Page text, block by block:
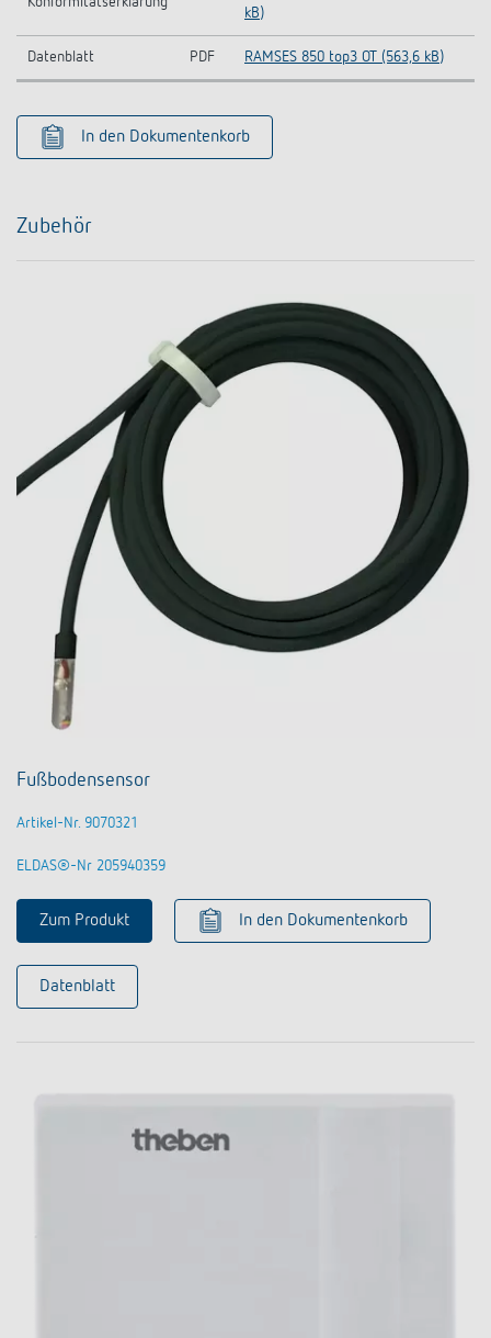
kB)
Datenblatt PDF RAMSES 850 top3 OT (563,6 kB)
In den Dokumentenkorb
Zubehör
Fußbodensensor
Artikel-Nr. 9070321
ELDAS®-Nr 205940359
Zum Produkt In den Dokumentenkorb
Datenblatt